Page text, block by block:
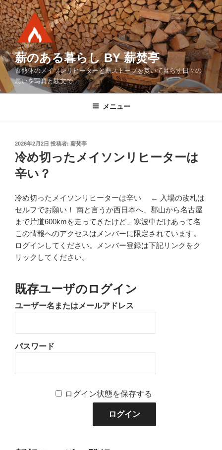
コ
ン
テ
ン
ツ
へ
キ
薪のある暮らし BY 薪焚亭
蓄熱体のメイソンリヒーターと薪ストーブを焚いて暮らす日々の
思いを写真と駄文で！
メニュー
投
稿
日:
2026年2月2日 投稿者: 薪焚亭
冷め切ったメイソンリヒーターは
辛い？
冷め切ったメイソンリヒーターは辛い ← 入場の改札は
セルフでお願い！ 南と言うか西日本へ、郡山から名古屋
まで片道600kmを走ってきたけど、寒波中だけあって名
この情報へのアクセスはメンバーに限定されています。
ログインしてください。メンバー登録は下記リンクをク
リックしてください。
既存ユーザのログイン
ユーザー名またはメールアドレス
パスワード
ログイン状態を保存する